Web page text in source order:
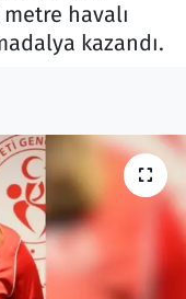
havalı
kazandı.